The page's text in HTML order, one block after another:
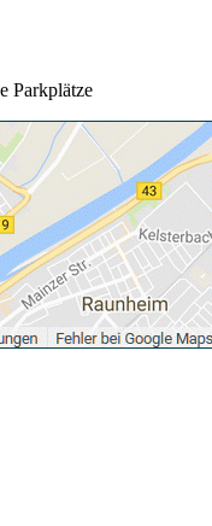
Parkplätze